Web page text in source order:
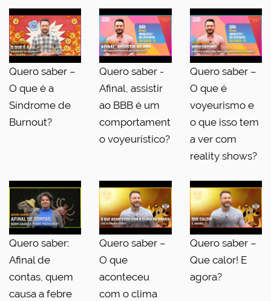
Quero saber –
O que é a
Síndrome de
Burnout?
Quero saber -
Afinal, assistir
ao BBB é um
comportament
o voyeurístico?
Quero saber –
O que é
voyeurismo e
o que isso tem
a ver com
reality shows?
Quero saber:
Afinal de
contas, quem
causa a febre
Quero saber –
O que
aconteceu
com o clima
Quero saber –
Que calor! E
agora?